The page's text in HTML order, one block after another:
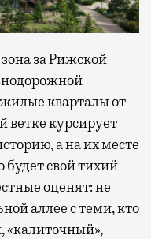
за Рижской
жилые кварталы от
ветке курсирует
а на их месте
будет свой тихий
оценят: не
аллее с теми, кто
«калиточный»,